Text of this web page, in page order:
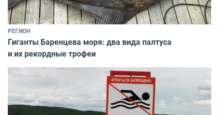
РЕГИОН
Гиганты Баренцева моря: два вида палтуса
и их рекордные трофеи